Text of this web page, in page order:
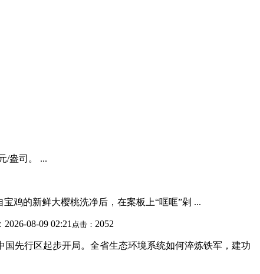
/盎司。 ...
鸡的新鲜大樱桃洗净后，在案板上“哐哐”剁 ...
：2026-08-09 02:21 点击： 2052
先行区起步开局。全省生态环境系统如何淬炼铁军，建功